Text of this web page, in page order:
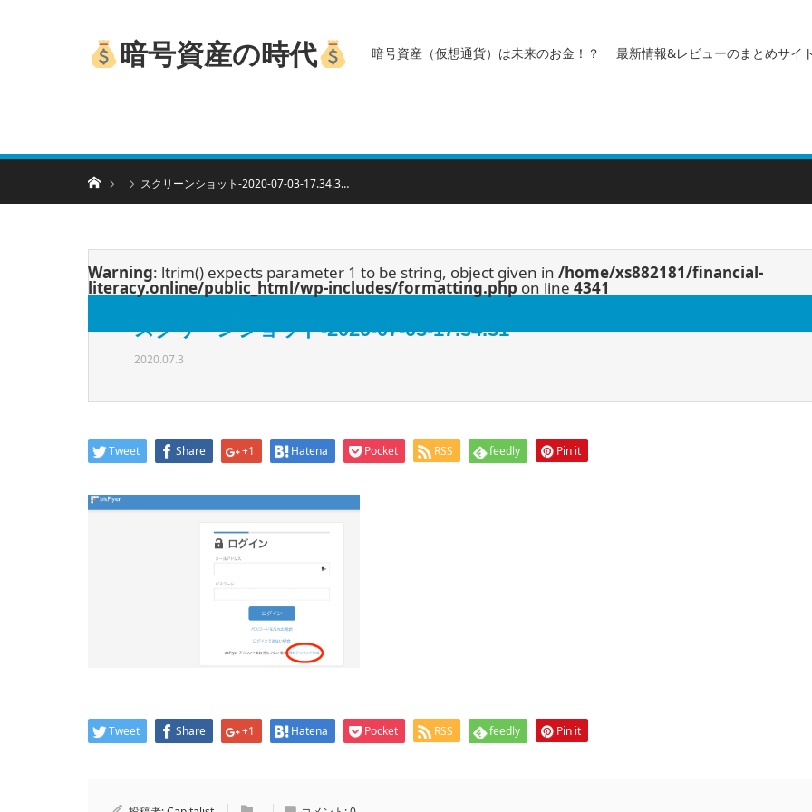
暗号資産の時代 暗号資産（仮想通貨）は未来のお金！？ 最新情報&レビューのまとめサイ
ホーム スクリーンショット-2020-07-03-17.34.3…
Warning: ltrim() expects parameter 1 to be string, object given in /home/xs882181/financial-
literacy.online/public_html/wp-includes/formatting.php on line 4341
スクリーンショット-2020-07-03-17.34.31
2020.07.3
Tweet Share +1 Hatena Pocket RSS feedly Pin it
Tweet Share +1 Hatena Pocket RSS feedly Pin it